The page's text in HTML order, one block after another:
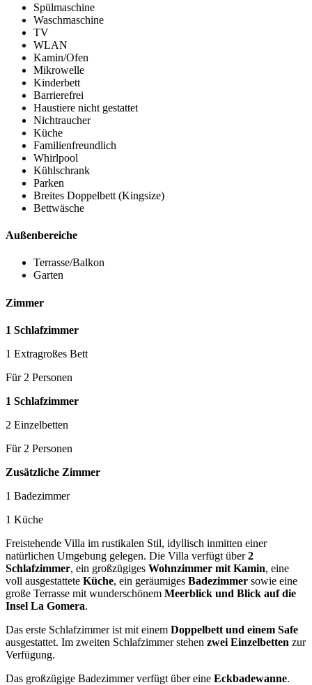
Spülmaschine
Waschmaschine
TV
WLAN
Kamin/Ofen
Mikrowelle
Kinderbett
Barrierefrei
Haustiere nicht gestattet
Nichtraucher
Küche
Familienfreundlich
Whirlpool
Kühlschrank
Parken
Breites Doppelbett (Kingsize)
Bettwäsche
Außenbereiche
Terrasse/Balkon
Garten
Zimmer
1 Schlafzimmer
1 Extragroßes Bett
Für 2 Personen
1 Schlafzimmer
2 Einzelbetten
Für 2 Personen
Zusätzliche Zimmer
1 Badezimmer
1 Küche
Freistehende Villa im rustikalen Stil, idyllisch inmitten einer
natürlichen Umgebung gelegen. Die Villa verfügt über2
Schlafzimmer, ein großzügiges Wohnzimmer mit Kamin, eine
voll ausgestattete Küche, ein geräumiges Badezimmer sowie eine
große Terrasse mit wunderschönem Meerblick und Blick auf die
Insel La Gomera.
Das erste Schlafzimmer ist mit einem Doppelbett und einem Safe
ausgestattet. Im zweiten Schlafzimmer stehen zwei Einzelbetten zur
Verfügung.
Das großzügige Badezimmer verfügt über eine Eckbadewanne.